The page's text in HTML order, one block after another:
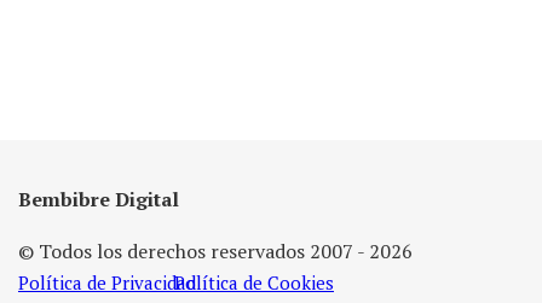
Bembibre Digital
© Todos los derechos reservados 2007 - 2026
Política de PrivacidadPolítica de Cookies